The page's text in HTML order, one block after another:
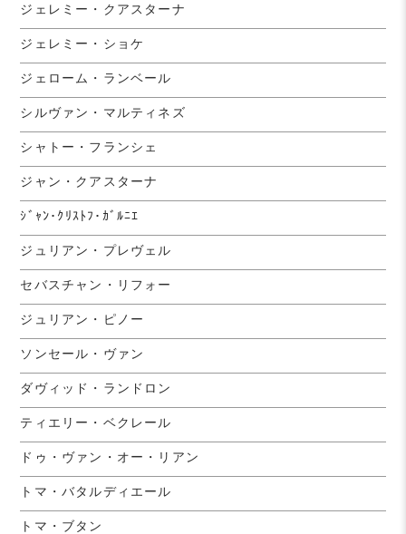
ジェレミー・クアスターナ
ジェレミー・ショケ
ジェローム・ランベール
シルヴァン・マルティネズ
シャトー・フランシェ
ジャン・クアスターナ
ｼﾞｬﾝ･ｸﾘｽﾄﾌ･ｶﾞﾙﾆｴ
ジュリアン・プレヴェル
セバスチャン・リフォー
ジュリアン・ピノー
ソンセール・ヴァン
ダヴィッド・ランドロン
ティエリー・ベクレール
ドゥ・ヴァン・オー・リアン
トマ・バタルディエール
トマ・ブタン